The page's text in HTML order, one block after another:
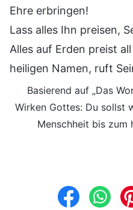
Ehre erbringen!
Lass alles Ihn preisen,
Alles auf Erden preist
heiligen Namen, ruft
Basierend auf „Das
Wirken Gottes: Du sollst
Menschheit bis zum